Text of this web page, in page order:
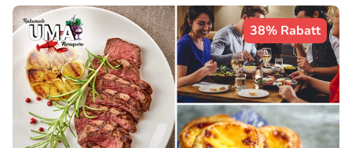
38% Rabatt